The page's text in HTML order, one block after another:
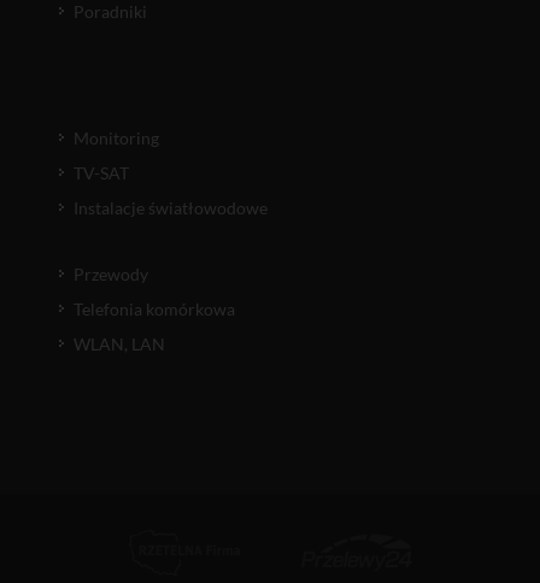
Poradniki
Monitoring
TV-SAT
Instalacje światłowodowe
Przewody
Telefonia komórkowa
WLAN, LAN